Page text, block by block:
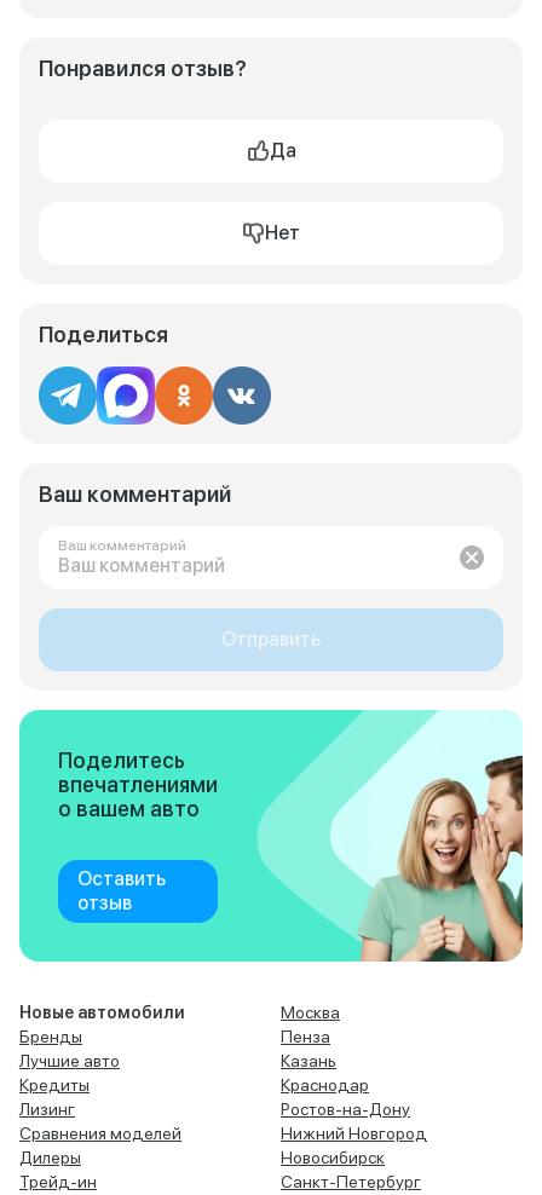
Понравился отзыв?
Да
Нет
Поделиться
Ваш комментарий
Ваш комментарий
Отправить
Поделитесь
впечатлениями
о вашем авто
Оставить
отзыв
Новые автомобили
Бренды
Лучшие авто
Кредиты
Лизинг
Сравнения моделей
Дилеры
Трейд-ин
Москва
Пенза
Казань
Краснодар
Ростов-на-Дону
Нижний Новгород
Новосибирск
Санкт-Петербург